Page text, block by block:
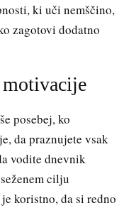
ki uči nemščino,
zagotovi dodatno
motivacije
posebej, ko
da praznujete vsak
vodite dnevnik
cilju
koristno, da si redno